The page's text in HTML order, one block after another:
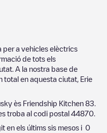
per a vehicles elèctrics
de tots els
A la nostra base de
total en aquesta ciutat, Erie
ès Friendship Kitchen 83
troba al codi postal 44870
en els últims sis mesos i 0